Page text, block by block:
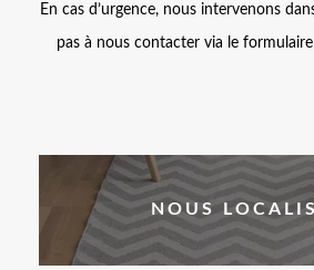
En cas d’urgence, nous intervenons
pas à nous contacter via le
NOUS